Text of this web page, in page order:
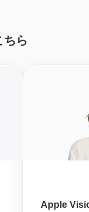
ちら
Apple